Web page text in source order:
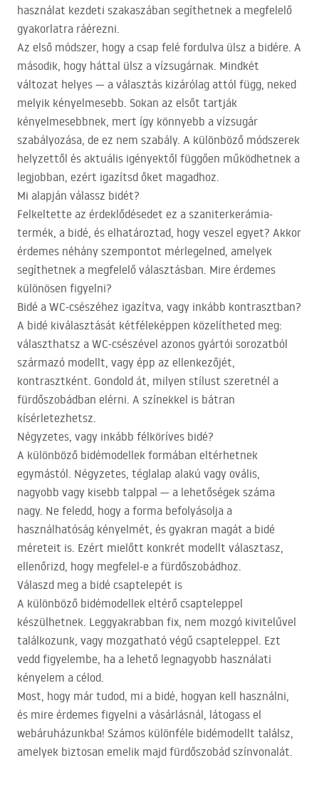
használat kezdeti szakaszában segíthetnek a megfelelő
gyakorlatra ráérezni.
Az első módszer, hogy a csap felé fordulva ülsz a bidére. A
második, hogy háttal ülsz a vízsugárnak. Mindkét
változat helyes — a választás kizárólag attól függ, neked
melyik kényelmesebb. Sokan az elsőt tartják
kényelmesebbnek, mert így könnyebb a vízsugár
szabályozása, de ez nem szabály. A különböző módszerek
helyzettől és aktuális igényektől függően működhetnek a
legjobban, ezért igazítsd őket magadhoz.
Mi alapján válassz bidét?
Felkeltette az érdeklődésedet ez a szaniterkerámia-
termék, a bidé, és elhatároztad, hogy veszel egyet? Akkor
érdemes néhány szempontot mérlegelned, amelyek
segíthetnek a megfelelő választásban. Mire érdemes
különösen figyelni?
Bidé a WC-csészéhez igazítva, vagy inkább kontrasztban?
A bidé kiválasztását kétféleképpen közelítheted meg:
választhatsz a WC-csészével azonos gyártói sorozatból
származó modellt, vagy épp az ellenkezőjét,
kontrasztként. Gondold át, milyen stílust szeretnél a
fürdőszobádban elérni. A színekkel is bátran
kísérletezhetsz.
Négyzetes, vagy inkább félköríves bidé?
A különböző bidémodellek formában eltérhetnek
egymástól. Négyzetes, téglalap alakú vagy ovális,
nagyobb vagy kisebb talppal — a lehetőségek száma
nagy. Ne feledd, hogy a forma befolyásolja a
használhatóság kényelmét, és gyakran magát a bidé
méreteit is. Ezért mielőtt konkrét modellt választasz,
ellenőrizd, hogy megfelel-e a fürdőszobádhoz.
Válaszd meg a bidé csaptelepét is
A különböző bidémodellek eltérő csapteleppel
készülhetnek. Leggyakrabban fix, nem mozgó kivitelűvel
találkozunk, vagy mozgatható végű csapteleppel. Ezt
vedd figyelembe, ha a lehető legnagyobb használati
kényelem a célod.
Most, hogy már tudod, mi a bidé, hogyan kell használni,
és mire érdemes figyelni a vásárlásnál, látogass el
webáruházunkba! Számos különféle bidémodellt találsz,
amelyek biztosan emelik majd fürdőszobád színvonalát.